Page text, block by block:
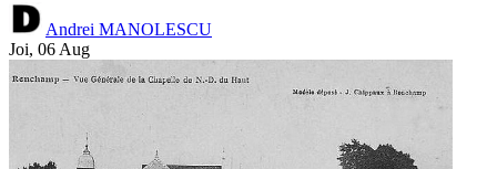
Andrei MANOLESCU
Joi, 06 Aug